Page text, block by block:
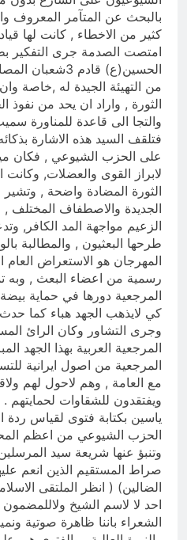
بالبحث عن المتآمر
كثير من الاخطاء , كانت لها
امتصت الصدمة جرى التفكير
من التهيئة الجيدة له ,خاصة
الثورة , واراد ان يحد من نفوذ
والتجا الى قاعدة للمناورة
فتلقف السيد هذه الاشارة
على الحزب الشيوعي , فكان
لابراز القوى والعضلات,
الثورة المضادة واضحة , وتشير
الجديدة والاصطفاف المختلف
الزعيم مواجهة المد الكافر,
طرحها البعثيون , والمطالبة
المهرجان هو الاستعراض العام
رسمية من اعضاء البعث , وبه
المرجعية دورها في حماية بيضة
كي لايذهب الجهد هباء كما
وجرى التشاور وكان الرائ
المرجعية العربية بهذا الجهد
المرجعية من اصول ايرانية
مع العامة , وهم لاحول لهم
ويفتقدون للشقاوات
ياسين بكتابة فتوى لقياس ردة
الحزب الشيوعي من اعظم
وتنبؤ عنها شريعة سيد
صراط المستقيم الذين انعم
احد لا لاسم الشيخ
الشعراء باننا ظاهرة صوتية